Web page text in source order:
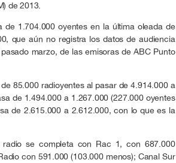
de 2013.
de 1.704.000 oyentes en la última oleada de
que aún no registra los datos de audiencia
marzo, de las emisoras de ABC Punto
85.000 radioyentes al pasar de 4.914.000 a
de 1.494.000 a 1.267.000 (227.000 oyentes
de 2.615.000 a 2.612.000, con lo que es la
se completa con Rac 1, con 687.000
con 591.000 (103.000 menos); Canal Sur